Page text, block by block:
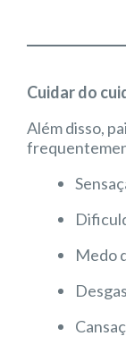
Cuidar do
Além disso,
Medo